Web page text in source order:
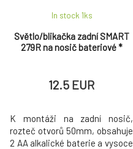
44 EUR
Světlo/blikačka zadní SMART
279R na nosič bateriové *
In stock 1ks
12.5 EUR
K montáži na zadní nosič,
rozteč otvorů 50mm, obsahuje
2 AA alkalické baterie a vysoce